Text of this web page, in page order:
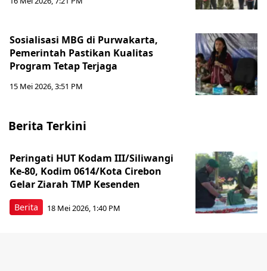
Sosialisasi MBG di Purwakarta,
Pemerintah Pastikan Kualitas
Program Tetap Terjaga
15 Mei 2026, 3:51 PM
Berita Terkini
Berita
Peringati HUT Kodam III/Siliwangi
Ke-80, Kodim 0614/Kota Cirebon
Gelar Ziarah TMP Kesenden
18 Mei 2026, 1:40 PM